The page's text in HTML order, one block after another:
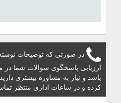
در صورتی که توضیحات
ارزیابی پاسخگوی سوالات شما
باشد و نیاز به مشاوره بیشتری
کرده و در ساعات اداری منتظر